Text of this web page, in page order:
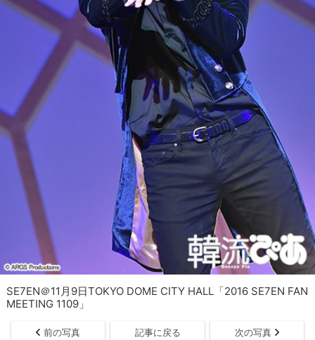
SE7EN＠11月9日TOKYO DOME CITY HALL「2016 SE7EN FAN
MEETING 1109」
前の写真 記事に戻る 次の写真